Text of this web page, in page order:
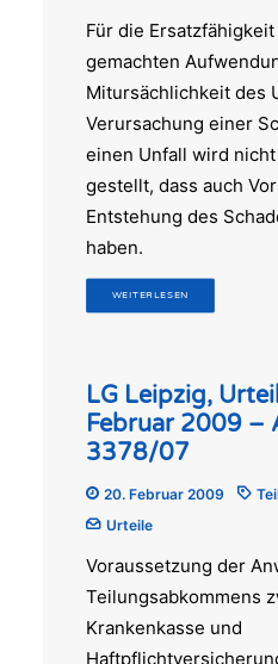
Für die
gemachten
Mitursächlichkeit des
Verursachung einer
einen Unfall wird
gestellt, dass auch
Entstehung des
haben.
WEITERLESEN
LG Leipzig,
Februar 2009 –
3378/07
20. Februar 2009
Urteile
Voraussetzung der
Teilungsabkommens
Krankenkasse und